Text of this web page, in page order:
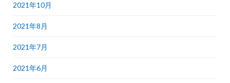
2021年10月
2021年8月
2021年7月
2021年6月